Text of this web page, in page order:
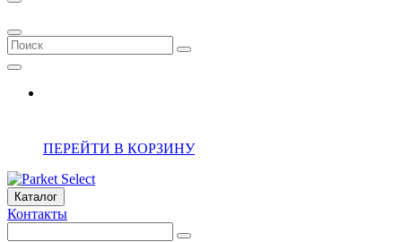
ПЕРЕЙТИ В КОРЗИНУ
Каталог
Контакты